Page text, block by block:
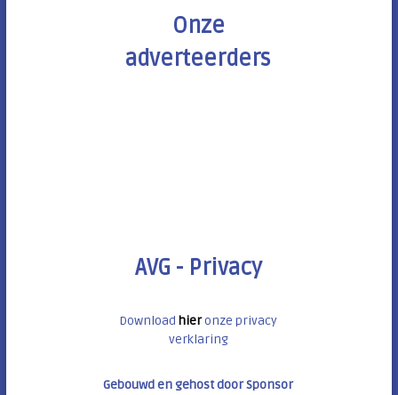
Onze
adverteerders
AVG - Privacy
Download hieronze privacy
verklaring
Gebouwd en gehost door Sponsor